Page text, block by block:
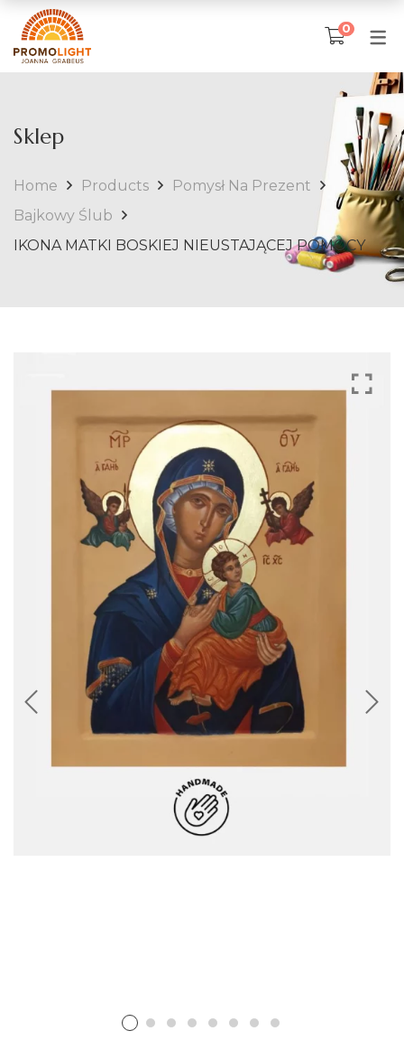
TKANINA ARTYSTYCZNA
Poduszki
Narzuty na łóżka
Matka Boska
Święta Rodzina
Narodziny Marii
Archaniołowie
PREZENTY NA RÓŻNE OKAZJE
Bajkowy ślub
0
Sklep
Home Products
Pomysł Na Prezent
Bajkowy Ślub
IKONA MATKI BOSKIEJ NIEUSTAJĄCEJ POMOCY